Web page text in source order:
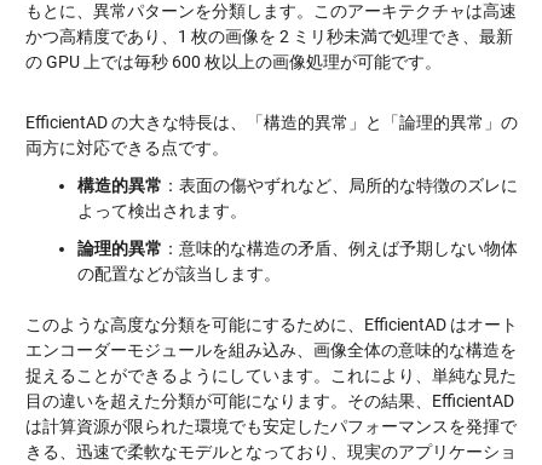
もとに、異常パターンを分類します。このアーキテクチャは高速
かつ高精度であり、1 枚の画像を 2 ミリ秒未満で処理でき、最新
の GPU 上では毎秒 600 枚以上の画像処理が可能です。
EfficientAD の大きな特長は、「構造的異常」と「論理的異常」の
両方に対応できる点です。
構造的異常 ：表面の傷やずれなど、局所的な特徴のズレに
よって検出されます。
論理的異常 ：意味的な構造の矛盾、例えば予期しない物体
の配置などが該当します。
このような高度な分類を可能にするために、EfficientAD はオート
エンコーダーモジュールを組み込み、画像全体の意味的な構造を
捉えることができるようにしています。これにより、単純な見た
目の違いを超えた分類が可能になります。その結果、EfficientAD
は計算資源が限られた環境でも安定したパフォーマンスを発揮で
きる、迅速で柔軟なモデルとなっており、現実のアプリケーショ